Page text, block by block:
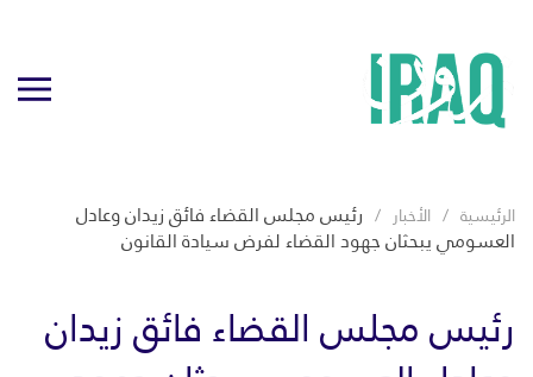
الرئيسية الأخبار رئيس مجلس القضاء فائق زيدان وعادل
العسومي يبحثان جهود القضاء لفرض سيادة القانون
رئيس مجلس القضاء فائق زيدان